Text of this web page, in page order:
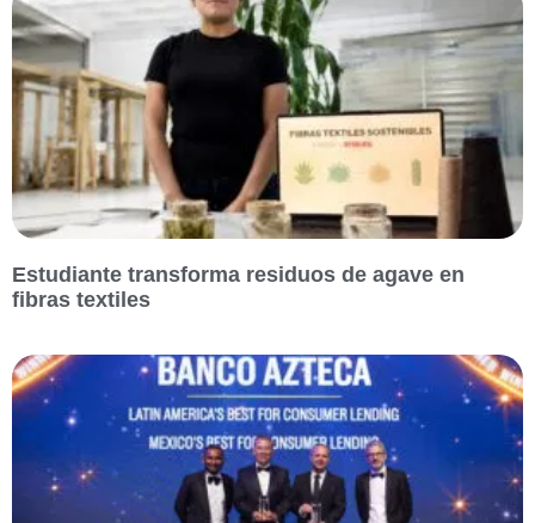
Estudiante transforma residuos de agave en
fibras textiles